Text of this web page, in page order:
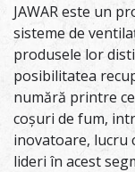
JAWAR este un
sisteme de
produsele lor
posibilitatea
numără printre
coșuri de fum,
inovatoare, lucru
lideri în acest